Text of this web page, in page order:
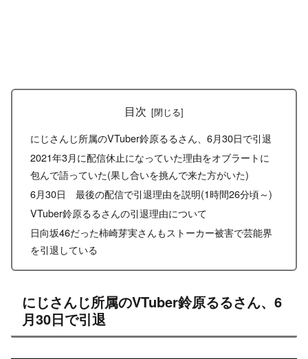
目次
にじさんじ所属のVTuber鈴原るるさん、6月30日で引退
2021年3月に配信休止になっていた理由をオブラートに
包んで語っていた(果し合いを挑んで来た方がいた)
6月30日 最後の配信で引退理由を説明(1時間26分頃～)
VTuber鈴原るるさんの引退理由について
日向坂46だった柿崎芽実さんもストーカー被害で芸能界
を引退している
にじさんじ所属のVTuber鈴原るるさん、6
月30日で引退